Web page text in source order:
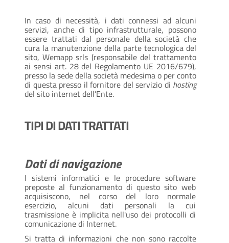
In caso di necessità, i dati connessi ad alcuni
servizi, anche di tipo infrastrutturale, possono
essere trattati dal personale della società che
cura la manutenzione della parte tecnologica del
sito, Wemapp srls (responsabile del trattamento
ai sensi art. 28 del Regolamento UE 2016/679),
presso la sede della società medesima o per conto
di questa presso il fornitore del servizio di hosting
del sito internet dell’Ente.
TIPI DI DATI TRATTATI
Dati di navigazione
I sistemi informatici e le procedure software
preposte al funzionamento di questo sito web
acquisiscono, nel corso del loro normale
esercizio, alcuni dati personali la cui
trasmissione è implicita nell'uso dei protocolli di
comunicazione di Internet.
Si tratta di informazioni che non sono raccolte